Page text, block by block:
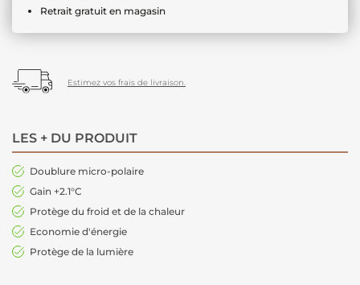
Retrait gratuit en magasin
Estimez vos frais de livraison.
LES + DU PRODUIT
Doublure micro-polaire
Gain +2.1°C
Protège du froid et de la chaleur
Economie d'énergie
Protège de la lumière